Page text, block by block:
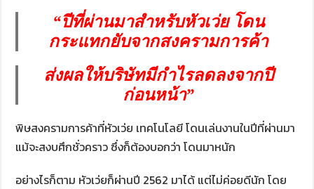
“ปีที่ผ่านมาสำหรับหัวเว่ย โดน
กระแทกยับจากสงครามการค้า
ส่งผลให้บริษัทมีกำไรลดลงจากปี
ก่อนหน้า”
พิษสงครามการค้าที่หัวเว่ย เทคโนโลยี โดนเล่นงานในปีที่ผ่านมา
แม้จะสงบศึกชั่วคราว ซึ่งก็ต้องบอกว่า โดนมาหนัก
อย่างไรก็ตาม หัวเว่ยก็ผ่านปี 2562 มาได้ แต่ไม่ค่อยดีนัก โดย